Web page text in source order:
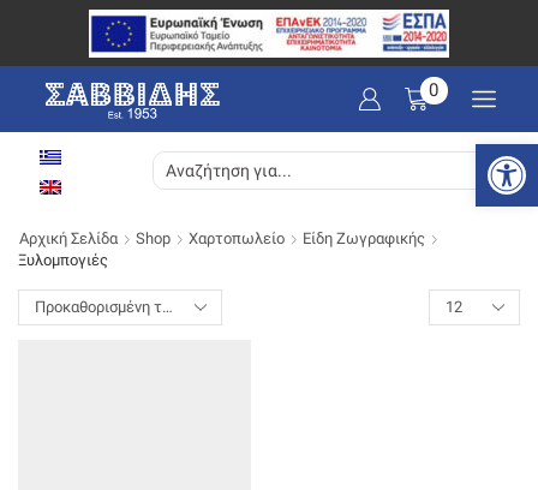
0
Αρχική Σελίδα Shop Χαρτοπωλείο
Είδη Ζωγραφικής
Ξυλομπογιές